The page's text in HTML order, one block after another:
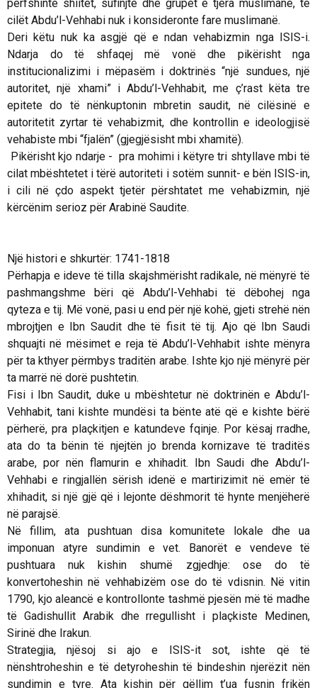
përfshinte shiitët, sufinjtë dhe grupet e tjera muslimane, të
cilët Abdu’l-Vehhabi nuk i konsideronte fare muslimanë.
Deri këtu nuk ka asgjë që e ndan vehabizmin nga ISIS-i.
Ndarja do të shfaqej më vonë dhe pikërisht nga
institucionalizimi i mëpasëm i doktrinës “një sundues, një
autoritet, një xhami” i Abdu’l-Vehhabit, me ç’rast këta tre
epitete do të nënkuptonin mbretin saudit, në cilësinë e
autoritetit zyrtar të vehabizmit, dhe kontrollin e ideologjisë
vehabiste mbi “fjalën” (gjegjësisht mbi xhamitë).
Pikërisht kjo ndarje - pra mohimi i këtyre tri shtyllave mbi të
cilat mbështetet i tërë autoriteti i sotëm sunnit- e bën ISIS-in,
i cili në çdo aspekt tjetër përshtatet me vehabizmin, një
kërcënim serioz për Arabinë Saudite.
Një histori e shkurtër: 1741-1818
Përhapja e ideve të tilla skajshmërisht radikale, në mënyrë të
pashmangshme bëri që Abdu’l-Vehhabi të dëbohej nga
qyteza e tij. Më vonë, pasi u end për një kohë, gjeti strehë nën
mbrojtjen e Ibn Saudit dhe të fisit të tij. Ajo që Ibn Saudi
shquajti në mësimet e reja të Abdu’l-Vehhabit ishte mënyra
për ta kthyer përmbys traditën arabe. Ishte kjo një mënyrë për
ta marrë në dorë pushtetin.
Fisi i Ibn Saudit, duke u mbështetur në doktrinën e Abdu’l-
Vehhabit, tani kishte mundësi ta bënte atë që e kishte bërë
përherë, pra plaçkitjen e katundeve fqinje. Por kësaj rradhe,
ata do ta bënin të njejtën jo brenda kornizave të traditës
arabe, por nën flamurin e xhihadit. Ibn Saudi dhe Abdu’l-
Vehhabi e ringjallën sërish idenë e martirizimit në emër të
xhihadit, si një gjë që i lejonte dëshmorit të hynte menjëherë
në parajsë.
Në fillim, ata pushtuan disa komunitete lokale dhe ua
imponuan atyre sundimin e vet. Banorët e vendeve të
pushtuara nuk kishin shumë zgjedhje: ose do të
konvertoheshin në vehhabizëm ose do të vdisnin. Në vitin
1790, kjo aleancë e kontrollonte tashmë pjesën më të madhe
të Gadishullit Arabik dhe rregullisht i plaçkiste Medinen,
Sirinë dhe Irakun.
Strategjia, njësoj si ajo e ISIS-it sot, ishte që të
nënshtroheshin e të detyroheshin të bindeshin njerëzit nën
sundimin e tyre. Ata kishin për qëllim t’ua fusnin frikën